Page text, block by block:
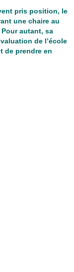
pris position, le
une chaire au
autant, sa
de l’école
de prendre en